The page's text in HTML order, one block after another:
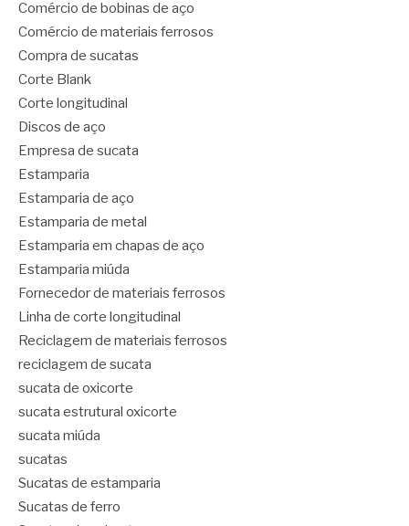
Comércio de bobinas de aço
Comércio de materiais ferrosos
Compra de sucatas
Corte Blank
Corte longitudinal
Discos de aço
Empresa de sucata
Estamparia
Estamparia de aço
Estamparia de metal
Estamparia em chapas de aço
Estamparia miúda
Fornecedor de materiais ferrosos
Linha de corte longitudinal
Reciclagem de materiais ferrosos
reciclagem de sucata
sucata de oxicorte
sucata estrutural oxicorte
sucata miúda
sucatas
Sucatas de estamparia
Sucatas de ferro